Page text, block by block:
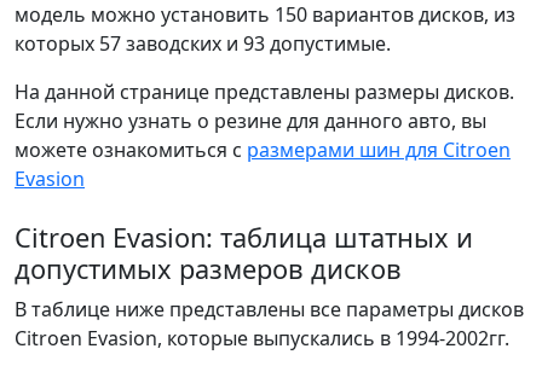
модель можно установить 150 вариантов дисков, из
которых 57 заводских и 93 допустимые.
На данной странице представлены размеры дисков.
Если нужно узнать о резине для данного авто, вы
можете ознакомиться с размерами шин для Citroen
Evasion
Citroen Evasion: таблица штатных и
допустимых размеров дисков
В таблице ниже представлены все параметры дисков
Citroen Evasion, которые выпускались в 1994-2002гг.